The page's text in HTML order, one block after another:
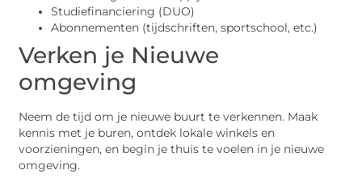
Studiefinanciering (DUO)
Abonnementen (tijdschriften, sportschool, etc.)
Verken je Nieuwe
omgeving
Neem de tijd om je nieuwe buurt te verkennen. Maak
kennis met je buren, ontdek lokale winkels en
voorzieningen, en begin je thuis te voelen in je nieuwe
omgeving.